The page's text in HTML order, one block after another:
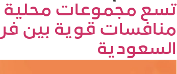
تسع مجموعات محلية
منافسات قوية بين
السعودية